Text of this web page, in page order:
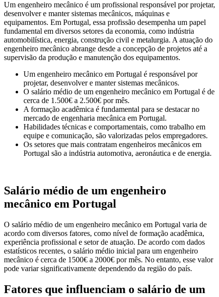
Um engenheiro mecânico é um profissional responsável por projetar,
desenvolver e manter sistemas mecânicos, máquinas e
equipamentos. Em Portugal, essa profissão desempenha um papel
fundamental em diversos setores da economia, como indústria
automobilística, energia, construção civil e metalurgia. A atuação do
engenheiro mecânico abrange desde a concepção de projetos até a
supervisão da produção e manutenção dos equipamentos.
Um engenheiro mecânico em Portugal é responsável por
projetar, desenvolver e manter sistemas mecânicos.
O salário médio de um engenheiro mecânico em Portugal é de
cerca de 1.500€ a 2.500€ por mês.
A formação acadêmica é fundamental para se destacar no
mercado de engenharia mecânica em Portugal.
Habilidades técnicas e comportamentais, como trabalho em
equipe e comunicação, são valorizadas pelos empregadores.
Os setores que mais contratam engenheiros mecânicos em
Portugal são a indústria automotiva, aeronáutica e de energia.
Salário médio de um engenheiro
mecânico em Portugal
O salário médio de um engenheiro mecânico em Portugal varia de
acordo com diversos fatores, como nível de formação acadêmica,
experiência profissional e setor de atuação. De acordo com dados
estatísticos recentes, o salário médio inicial para um engenheiro
mecânico é cerca de 1500€ a 2000€ por mês. No entanto, esse valor
pode variar significativamente dependendo da região do país.
Fatores que influenciam o salário de um